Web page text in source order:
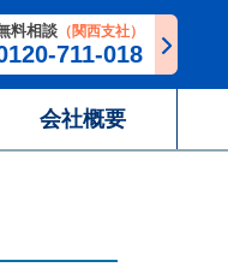
料相談 （関西支社）
711-018
会社概要